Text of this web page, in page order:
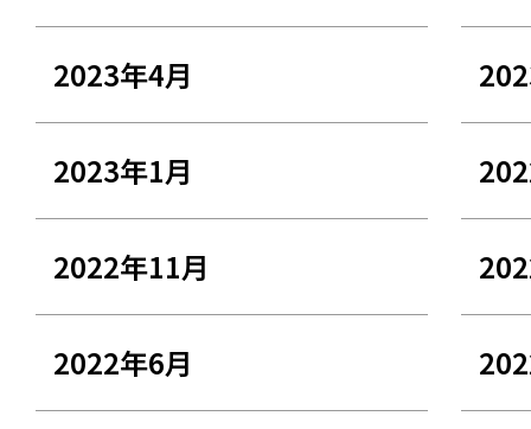
2023年4月
2023年1月
2022年11月
2022年6月